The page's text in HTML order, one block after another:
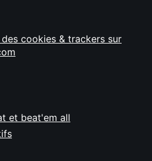
cookies & trackers sur
et beat'em all